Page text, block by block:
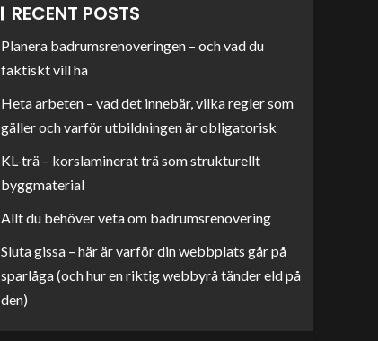
RECENT POSTS
Planera badrumsrenoveringen – och vad du
faktiskt vill ha
Heta arbeten – vad det innebär, vilka regler som
gäller och varför utbildningen är obligatorisk
KL-trä – korslaminerat trä som strukturellt
byggmaterial
Allt du behöver veta om badrumsrenovering
Sluta gissa – här är varför din webbplats går på
sparlåga (och hur en riktig webbyrå tänder eld på
den)